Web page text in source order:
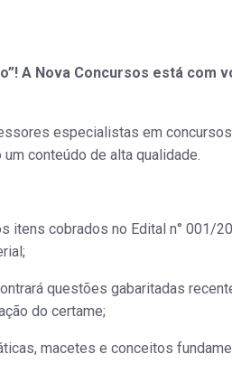
A Nova Concursos está com
especialistas em concursos
conteúdo de alta qualidade.
itens cobrados no Edital n° 001/
questões gabaritadas
do certame;
macetes e conceitos